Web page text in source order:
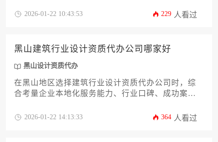
适合企业实际需求的合作伙伴。本文将从资质核
获取设计资质。
2026-01-22 10:43:53 229 人看过
黑山建筑行业设计资质代办公司哪家好
黑山设计资质代办
在黑山地区选择建筑行业设计资质代办公司时，综
合考量企业本地化服务能力、行业口碑、成功案例
筑市场政策的深度理解，能够为企业提供从资质申
2026-01-22 14:13:33 364 人看过